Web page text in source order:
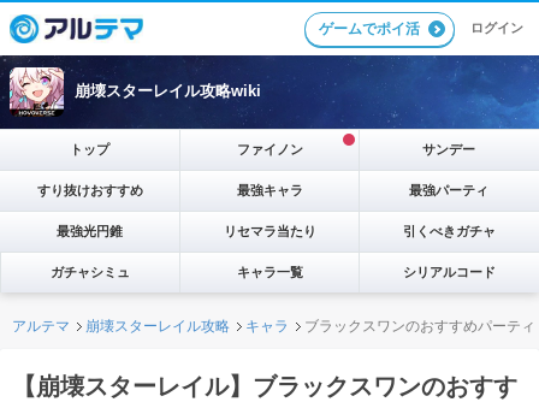
ゲームでポイ活 ログイン
崩壊スターレイル攻略wiki
トップ ファイノン サンデー
すり抜けおすすめ 最強キャラ 最強パーティ
最強光円錐 リセマラ当たり 引くべきガチャ
ガチャシミュ キャラ一覧 シリアルコード
アルテマ 崩壊スターレイル攻略 キャラ ブラックスワンのおすすめパーテ
【崩壊スターレイル】ブラックスワンのおすす